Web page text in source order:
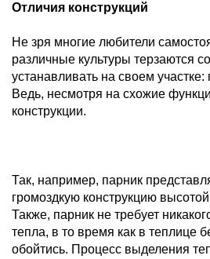
Отличия конструкций
Не зря многие любители
различные культуры терзаются
устанавливать на своем
Ведь, несмотря на схожие
конструкции.
Так, например, парник
громоздкую конструкцию
Также, парник не требует
тепла, в то время как в теплице
обойтись. Процесс выделения